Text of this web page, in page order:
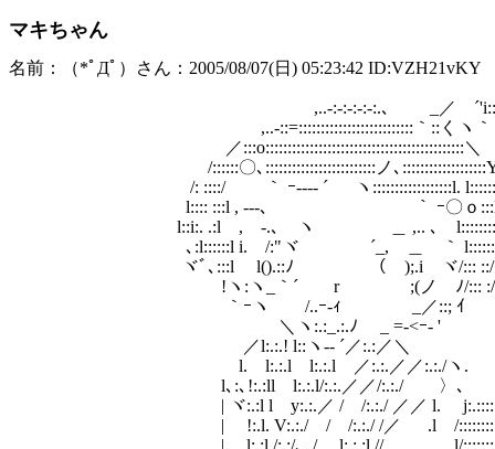
マキちゃん
名前：（*ﾟДﾟ）さん：2005/08/07(日) 05:23:42 ID:VZH21vKY
,..-:‐:‐:‐:-:.､ _／ゝ´'i::::::
,..-::=::::::::::::::::::::::::::｀::くヽ｀ ヽ､
／:::o:::::::::::::::::::::::::::::::::::::::::::::＼
/::::::〇､:::::::::::::::::::::::::ノ､:::::::::::::::::::Yヽ
/: ::::/ ｀ ｰ--‐‐ ´ ヽ::::::::::::::::::l.
l:::: :::l , -‐-､ ｀ ｰ〇ｏ:::l
l::i:. .:l ,ゝ-.､ ヽ ＿ ,.. ､ l::::::::l.
､:l::::::l i. /:"ヾ ´_, ＿ ｀ l::::::::l
ヾﾞ､:::l l().::ﾉ （ );.i ヾ/::: ::/
!ヽ:ヽ_｀´ r ゞ;(ノ ﾉ/::: :/
｀ｰヽ /..ｰ-ｨ _／::; ｲ
＼ヽ:.:_.:.ﾉ _ =-<ｰ- ' !:::::::::
／l:.:.! l::ヽ-‐ ´／:.:／＼
l. l:.:.l l:.:.l ／:.:.／／:.:./ヽ.
l､:､!:.:ll l:.:.l/:.:.／／/:.:./ 〉､
| ヾ:.:l l y:.:.／ / /:.:./ ／／ l.
| !:.l. V:.:./ / /:.:./ /／ .l /